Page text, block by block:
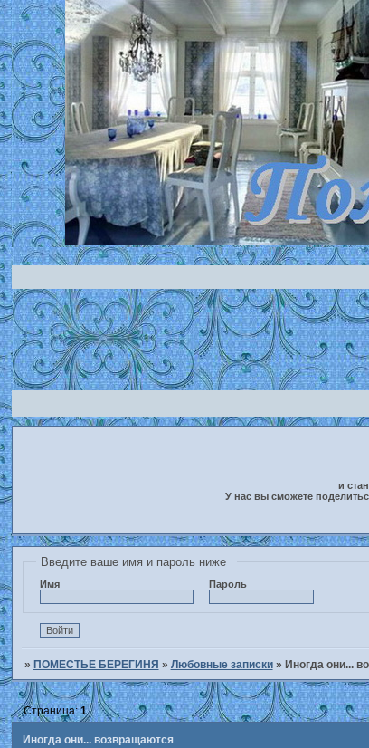
и
У нас вы сможете
Введите ваше имя и пароль ниже
Имя Пароль
» ПОМЕСТЬЕ БЕРЕГИНЯ » Любовные записки » Иногда они...
Иногда они... возвращаются
Страница:1